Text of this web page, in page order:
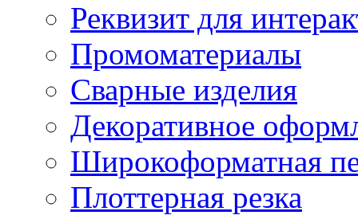
Реквизит для
Промоматериалы
Сварные изделия
Декоративное
Широкоформатная
Плоттерная резка